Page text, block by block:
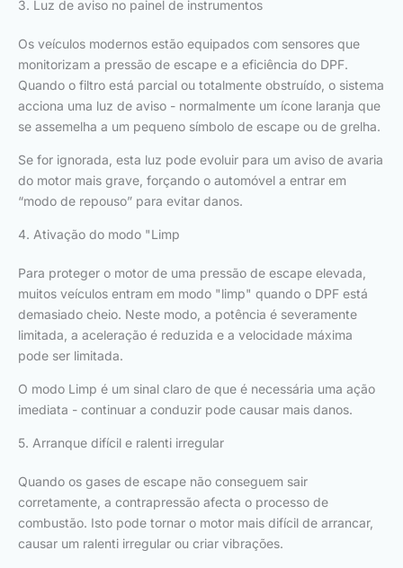
3. Luz de aviso no painel de instrumentos
Os veículos modernos estão equipados com sensores que
monitorizam a pressão de escape e a eficiência do DPF.
Quando o filtro está parcial ou totalmente obstruído, o sistema
acciona uma luz de aviso - normalmente um ícone laranja que
se assemelha a um pequeno símbolo de escape ou de grelha.
Se for ignorada, esta luz pode evoluir para um aviso de avaria
do motor mais grave, forçando o automóvel a entrar em
“modo de repouso” para evitar danos.
4. Ativação do modo "Limp
Para proteger o motor de uma pressão de escape elevada,
muitos veículos entram em modo "limp" quando o DPF está
demasiado cheio. Neste modo, a potência é severamente
limitada, a aceleração é reduzida e a velocidade máxima
pode ser limitada.
O modo Limp é um sinal claro de que é necessária uma ação
imediata - continuar a conduzir pode causar mais danos.
5. Arranque difícil e ralenti irregular
Quando os gases de escape não conseguem sair
corretamente, a contrapressão afecta o processo de
combustão. Isto pode tornar o motor mais difícil de arrancar,
causar um ralenti irregular ou criar vibrações.